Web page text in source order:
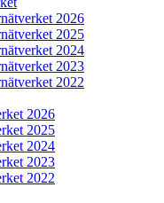
2026
2025
2024
2023
2022
2026
2025
2024
2023
2022